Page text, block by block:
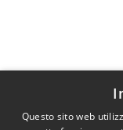
Questo sito web